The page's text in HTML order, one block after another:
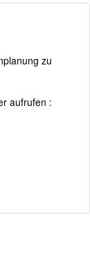
zu
aufrufen :